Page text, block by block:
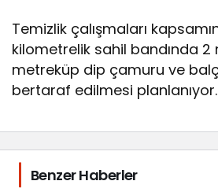
Temizlik çalışmaları
kilometrelik sahil bandında 2
metreküp dip çamuru ve
bertaraf edilmesi planlanıyor.
Benzer Haberler